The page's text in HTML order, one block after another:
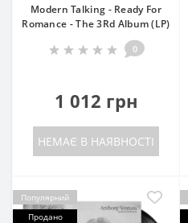
Modern Talking - Ready For
Romance - The 3Rd Album (LP)
0
1 012 грн
НЕМАЄ В НАЯВНОСТІ
Популярний
Продано